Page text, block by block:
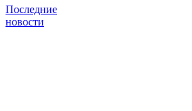
Последние
новости